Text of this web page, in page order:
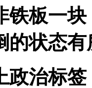
铁板一
的状态
政治标签